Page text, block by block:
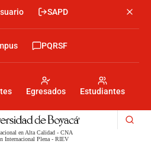
SAPD
Egresados Estudiantes
PQRSF
Menú
en Alta Calidad - CNA
Internacional Plena - RIEV